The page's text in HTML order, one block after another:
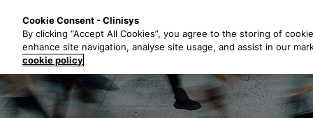
a
r
a
Cookie Consent - Clinisys
By clicking “Accept All Cookies”, you agree to the storing of
enhance site navigation, analyse site usage, and assist in our
cookie policy